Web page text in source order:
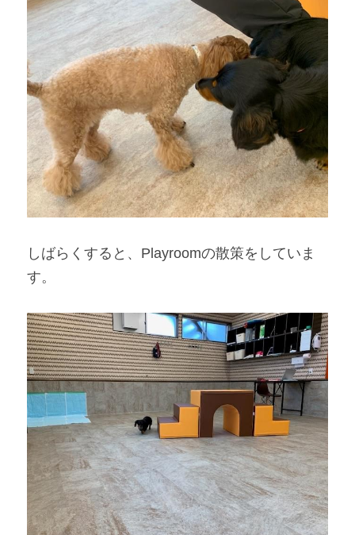
しばらくすると、Playroomの散策をしていま
す。